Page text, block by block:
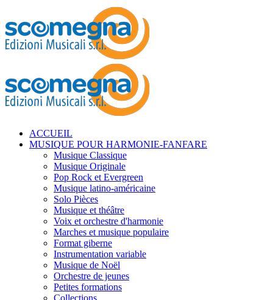
ACCUEIL
MUSIQUE POUR HARMONIE-FANFARE
Musique Classique
Musique Originale
Pop Rock et Evergreen
Musique latino-américaine
Solo Pièces
Musique et théâtre
Voix et orchestre d'harmonie
Marches et musique populaire
Format giberne
Instrumentation variable
Musique de Noël
Orchestre de jeunes
Petites formations
Collections